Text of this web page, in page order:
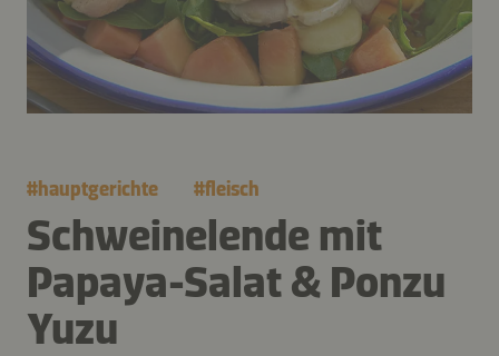
#hauptgerichte #fleisch
Schweinelende mit
Papaya-Salat & Ponzu
Yuzu